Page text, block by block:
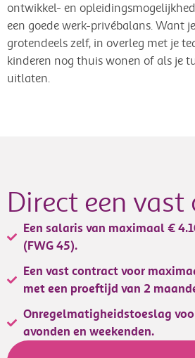
ontwikkel- en
een goede werk-privébalans. Want
grotendeels zelf, in overleg met je
kinderen nog thuis wonen of als je
uitlaten.
Direct een
Een salaris van maximaal €
(FWG 45).
Een vast contract voor
met een proeftijd van 2
Onregelmatigheidstoeslag
avonden en weekenden.